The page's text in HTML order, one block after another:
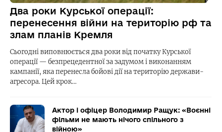
Два роки Курської операції:
перенесення війни на територію рф та
злам планів Кремля
Сьогодні виповнюється два роки від початку Курської
операції — безпрецедентної за задумом і виконанням
кампанії, яка перенесла бойові дії на територію держави-
агресора. Цей крок…
Актор і офіцер Володимир Ращук: «Воєнні
фільми не мають нічого спільного з
війною»